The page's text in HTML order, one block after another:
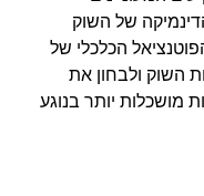
של השוק
הכלכלי של
השוק ולבחון את
מושכלות יותר בנוגע